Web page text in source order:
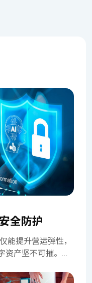
全防护
能提升营运弹性，
资产坚不可摧。在
黑客不断推陈出新